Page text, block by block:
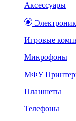
Аксессуары
Игровые
Микрофоны
МФУ
Планшеты
Телефоны